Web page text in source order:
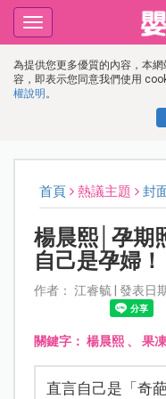
為提供您更多優質的內容，本
容，即表示您同意我們使用
權說明 。
Toggle
navigation
首頁 熱議主題 封
楊晨熙│孕期
自己是孕婦！
作者： 江睿毓 | 發表日
關鍵字： 楊晨熙、 果
直言自己是「奇